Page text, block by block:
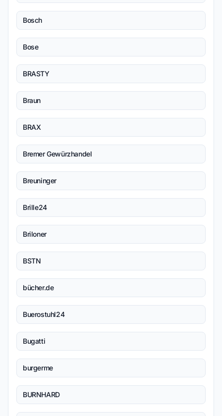
Bosch
Bose
BRASTY
Braun
BRAX
Bremer Gewürzhandel
Breuninger
Brille24
Briloner
BSTN
bücher.de
Buerostuhl24
Bugatti
burgerme
BURNHARD